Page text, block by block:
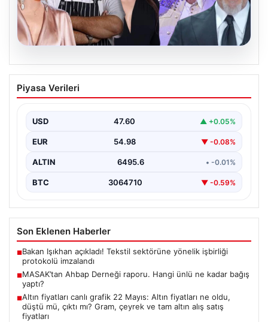
06.08.2026
MASAK’tan Ahbap Derneği raporu.
Hangi ünlü ne kadar bağış yaptı?
Bağışlar ve Ünlü İsimlerin Katkıları", "content": "İstanbul
Cumhuriyet…
Piyasa Verileri
USD 47.60 ▲ +0.05%
EUR 54.98 ▼ -0.08%
ALTIN 6495.6 • -0.01%
BTC 3064710 ▼ -0.59%
Son Eklenen Haberler
■Bakan Işıkhan açıkladı! Tekstil sektörüne yönelik işbirliği
protokolü imzalandı
■MASAK’tan Ahbap Derneği raporu. Hangi ünlü ne kadar bağış
yaptı?
■Altın fiyatları canlı grafik 22 Mayıs: Altın fiyatları ne oldu,
düştü mü, çıktı mı? Gram, çeyrek ve tam altın alış satış
fiyatları